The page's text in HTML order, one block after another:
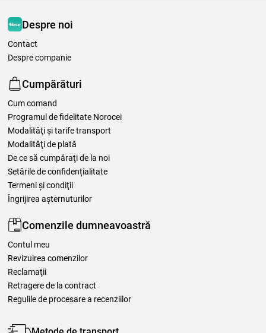
Despre noi
Contact
Despre companie
Cumpărături
Cum comand
Programul de fidelitate Norocei
Modalităţi şi tarife transport
Modalităţi de plată
De ce să cumpăraţi de la noi
Setările de confidențialitate
Termeni şi condiţii
Îngrijirea așternuturilor
Comenzile dumneavoastră
Contul meu
Revizuirea comenzilor
Reclamaţii
Retragere de la contract
Regulile de procesare a recenziilor